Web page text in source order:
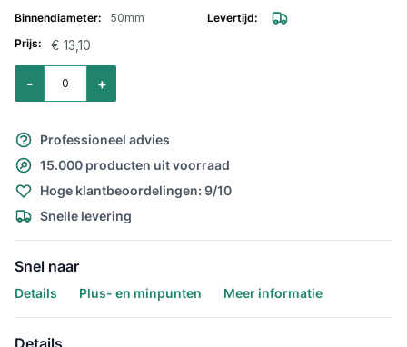
50mm
€ 13,10
Aantal voor Zuigslang Luisiana Superelastic 50mm
+
-
Professioneel advies
15.000 producten uit voorraad
Hoge klantbeoordelingen: 9/10
Snelle levering
Snel naar
Details Plus- en minpunten Meer informatie
Details